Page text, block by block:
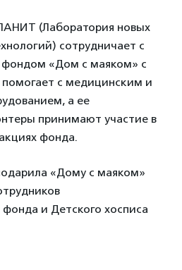
(Лаборатория новых
сотрудничает с
фондом «Дом с маяком» с
помогает с медицинским и
а ее
принимают участие в
фонда.
«Дому с маяком»
фонда и Детского хосписа